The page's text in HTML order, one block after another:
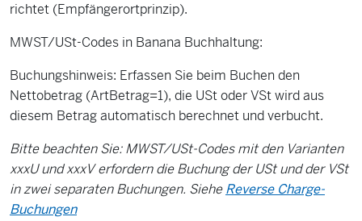
richtet (Empfängerortprinzip).
MWST/USt-Codes in Banana Buchhaltung:
Buchungshinweis: Erfassen Sie beim Buchen den
Nettobetrag (ArtBetrag=1), die USt oder VSt wird aus
diesem Betrag automatisch berechnet und verbucht.
Bitte beachten Sie: MWST/USt-Codes mit den Varianten
xxxU und xxxV erfordern die Buchung der USt und der VSt
in zwei separaten Buchungen. SieheReverse Charge-
Buchungen